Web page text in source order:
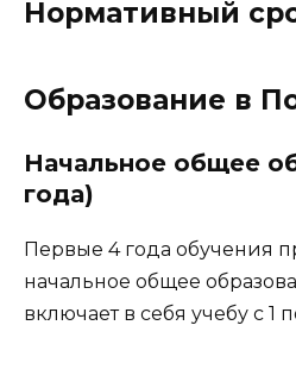
Нормативный
Образование в
Начальное общее
года)
Первые 4 года обучения
начальное общее
включает в себя учебу с 1